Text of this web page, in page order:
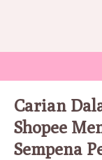
Carian
Shopee
Sempena